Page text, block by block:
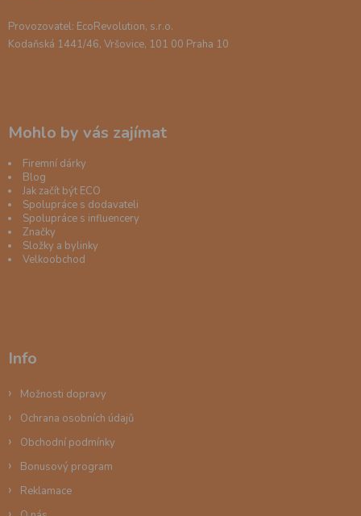
Provozovatel: EcoRevolution, s.r.o.
Kodaňská 1441/46, Vršovice, 101 00 Praha 10
Mohlo by vás zajímat
Firemní dárky
Blog
Jak začít být ECO
Spolupráce s dodavateli
Spolupráce s influencery
Značky
Složky a bylinky
Velkoobchod
Info
Možnosti dopravy
Ochrana osobních údajů
Obchodní podmínky
Bonusový program
Reklamace